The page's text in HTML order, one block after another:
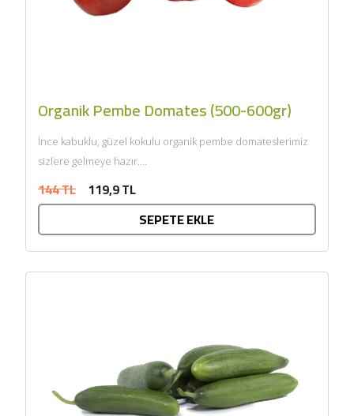
Organik Pembe Domates (500-600gr)
İnce kabuklu, güzel kokulu organik pembe domateslerimiz
sizlere gelmeye hazır....
144 TL 119,9 TL
SEPETE EKLE